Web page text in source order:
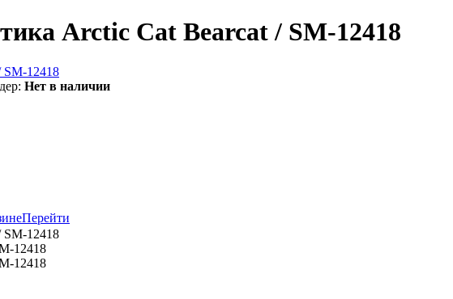
Arctic Cat Bearcat / SM-12418
Нет в наличии
Перейти
12418
12418